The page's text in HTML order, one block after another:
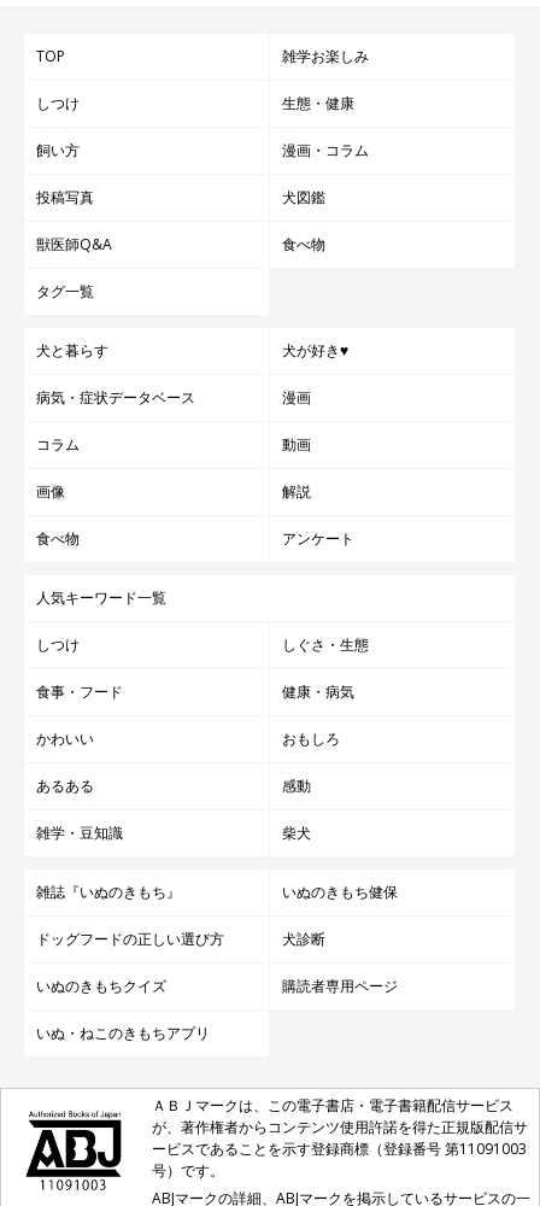
TOP 雑学お楽しみ
しつけ 生態・健康
飼い方 漫画・コラム
投稿写真 犬図鑑
獣医師Q&A 食べ物
タグ一覧
犬と暮らす 犬が好き♥
病気・症状データベース 漫画
コラム 動画
画像 解説
食べ物 アンケート
人気キーワード一覧
しつけ しぐさ・生態
食事・フード 健康・病気
かわいい おもしろ
あるある 感動
雑学・豆知識 柴犬
雑誌『いぬのきもち』 いぬのきもち健保
ドッグフードの正しい選び方 犬診断
いぬのきもちクイズ 購読者専用ページ
いぬ・ねこのきもちアプリ
ＡＢＪマークは、この電子書店・電子書籍配信サービス
が、著作権者からコンテンツ使用許諾を得た正規版配信サ
ービスであることを示す登録商標（登録番号 第11091003
号）です。
ABJマークの詳細、ABJマークを掲示しているサービスの一